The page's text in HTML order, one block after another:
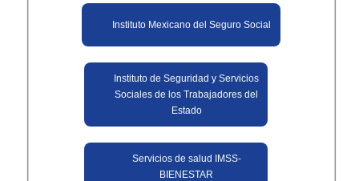
Instituto Mexicano del Seguro Social
Instituto de Seguridad y Servicios
Sociales de los Trabajadores del
Estado
Servicios de salud IMSS-
BIENESTAR